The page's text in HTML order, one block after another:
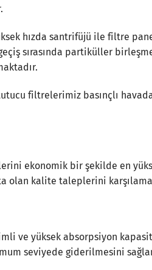
hızda santrifüjü ile filtre
sırasında partiküller
filtrelerimiz basınçlı
ekonomik bir şekilde en
olan kalite taleplerini
ve yüksek absorpsiyon
seviyede giderilmesini